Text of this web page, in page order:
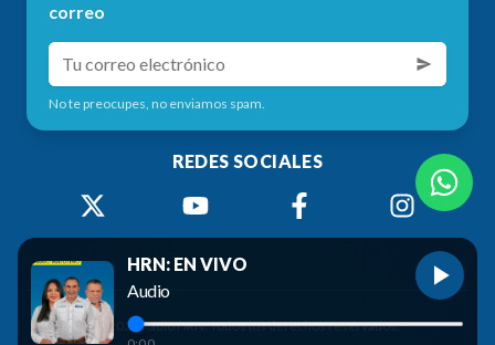
correo
No te preocupes, no enviamos spam.
REDES SOCIALES
2026 Radio HRN. Todos los derechos reservados.
HRN: EN VIVO
Audio